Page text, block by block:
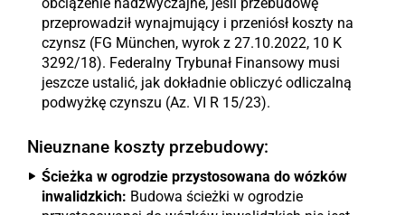
przeprowadził wynajmujący i przeniósł koszty na
czynsz (FG München, wyrok z 27.10.2022, 10 K
3292/18). Federalny Trybunał Finansowy musi
jeszcze ustalić, jak dokładnie obliczyć odliczalną
podwyżkę czynszu (Az. VI R 15/23).
Nieuznane koszty przebudowy:
Ścieżka w ogrodzie przystosowana do wózków
inwalidzkich: Budowa ścieżki w ogrodzie